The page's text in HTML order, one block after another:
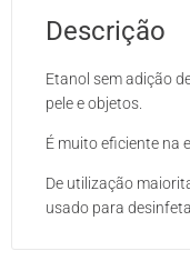
Descrição
Etanol sem adição
pele e objetos.
É muito eficiente na
De utilização
usado para